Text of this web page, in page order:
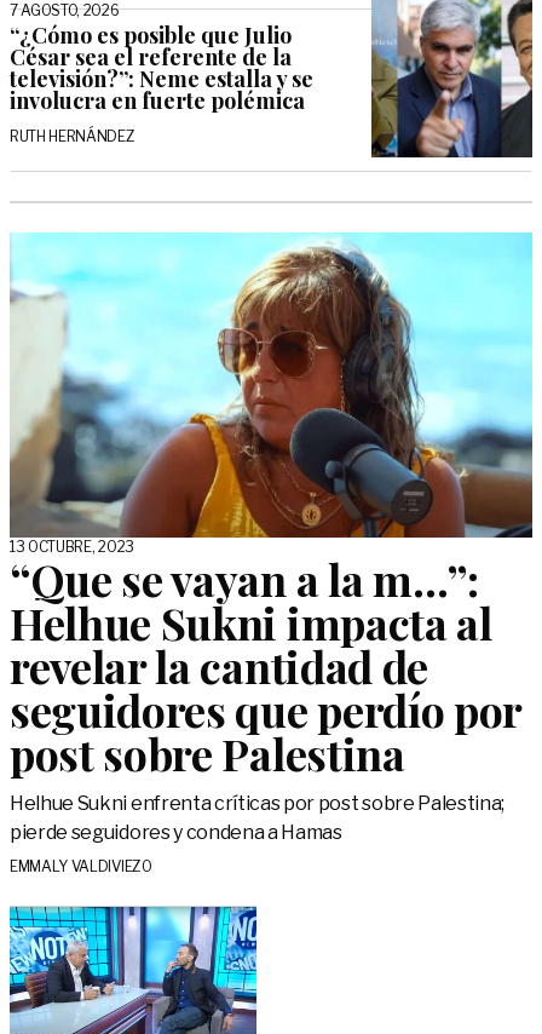
7 AGOSTO, 2026
“¿Cómo es posible que Julio
César sea el referente de la
televisión?”: Neme estalla y se
involucra en fuerte polémica
RUTH HERNÁNDEZ
13 OCTUBRE, 2023
“Que se vayan a la m…”:
Helhue Sukni impacta al
revelar la cantidad de
seguidores que perdío por
post sobre Palestina
Helhue Sukni enfrenta críticas por post sobre Palestina;
pierde seguidores y condena a Hamas
EMMALY VALDIVIEZO